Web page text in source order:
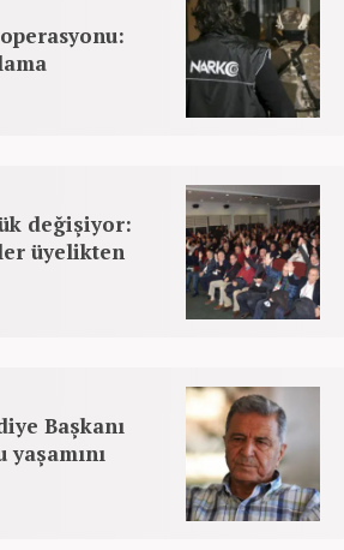
değişiyor:
üyelikten
Başkanı